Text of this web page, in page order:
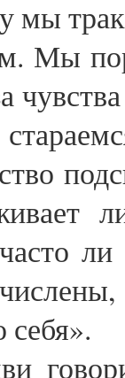
Мы
себя».